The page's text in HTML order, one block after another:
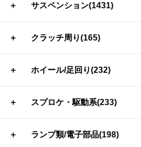
＋ サスペンション(1431)
＋ クラッチ周り(165)
＋ ホイール/足回り(232)
＋ スプロケ・駆動系(233)
＋ ランプ類/電子部品(198)